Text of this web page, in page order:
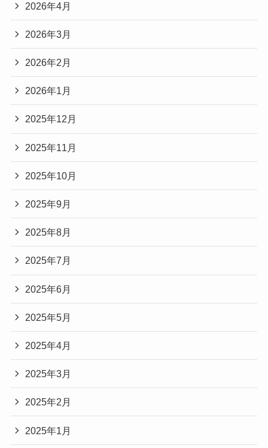
2026年4月
2026年3月
2026年2月
2026年1月
2025年12月
2025年11月
2025年10月
2025年9月
2025年8月
2025年7月
2025年6月
2025年5月
2025年4月
2025年3月
2025年2月
2025年1月